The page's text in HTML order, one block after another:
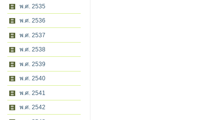
พ.ศ. 2535
พ.ศ. 2536
พ.ศ. 2537
พ.ศ. 2538
พ.ศ. 2539
พ.ศ. 2540
พ.ศ. 2541
พ.ศ. 2542